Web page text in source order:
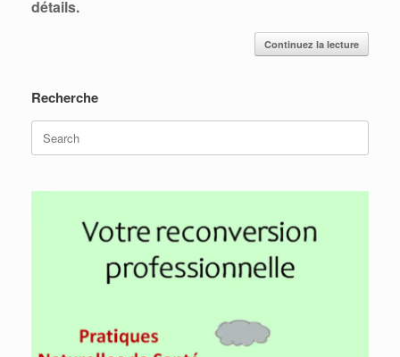
détails.
Continuez la lecture
Recherche
for: